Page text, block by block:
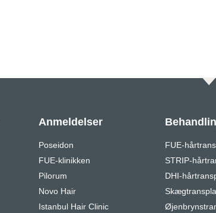
Anmeldelser
Poseidon
FUE-klinikken
Pilorum
Novo Hair
Istanbul Hair Clinic
FUE-
STRIP-
DHI-